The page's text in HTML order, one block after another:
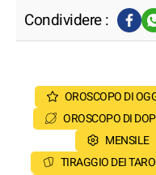
Condividere :
OROSCOPO DI
OROSCOPO DI
MENSILE
TIRAGGIO DEI